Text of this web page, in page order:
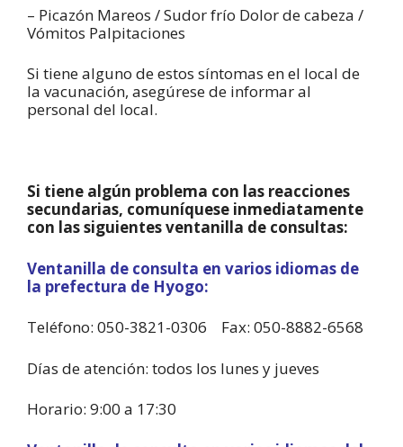
– Picazón Mareos / Sudor frío Dolor de cabeza /
Vómitos Palpitaciones
Si tiene alguno de estos síntomas en el local de
la vacunación, asegúrese de informar al
personal del local.
Si tiene algún problema con las reacciones
secundarias, comuníquese inmediatamente
con las siguientes ventanilla de consultas:
Ventanilla de consulta en varios idiomas de
la prefectura de Hyogo:
Teléfono: 050-3821-0306 Fax: 050-8882-6568
Días de atención: todos los lunes y jueves
Horario: 9:00 a 17:30